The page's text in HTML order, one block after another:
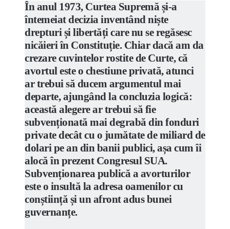
În anul 1973, Curtea Supremă și-a
întemeiat decizia inventând niște
drepturi și libertăți care nu se regăsesc
nicăieri în Constituție. Chiar dacă am da
crezare cuvintelor rostite de Curte, că
avortul este o chestiune privată, atunci
ar trebui să ducem argumentul mai
departe, ajungând la concluzia logică:
această alegere ar trebui să fie
subvenționată mai degrabă din fonduri
private decât cu o jumătate de miliard de
dolari pe an din banii publici, așa cum îi
alocă în prezent Congresul SUA.
Subvenționarea publică a avorturilor
este o insultă la adresa oamenilor cu
conștiință și un afront adus bunei
guvernanțe.